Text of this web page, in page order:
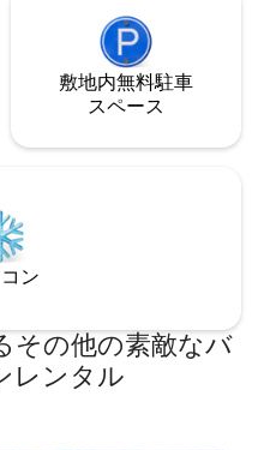
敷地内無料駐⁠車
ス⁠ペ⁠ー⁠ス
ン
その他の素敵なバ
レンタル